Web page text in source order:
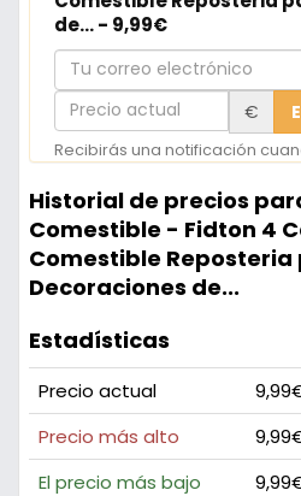
de... - 9,99€
Tu
correo
electrónico
Precio
actual
€
Recibirás una notificación
Historial de precios
Comestible - Fidton 4
Comestible Reposteria
Decoraciones de...
Estadísticas
Precio actual
Precio más alto
El precio más bajo